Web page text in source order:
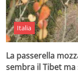
Italia
La passerella
sembra il Tibet